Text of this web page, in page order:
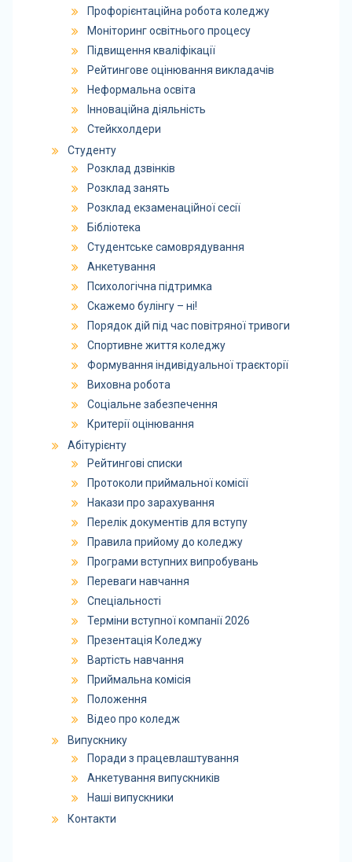
Профорієнтаційна робота коледжу
Моніторинг освітнього процесу
Підвищення кваліфікації
Рейтингове оцінювання викладачів
Неформальна освіта
Інноваційна діяльність
Стейкхолдери
Студенту
Розклад дзвінків
Розклад занять
Розклад екзаменаційної сесії
Бібліотека
Студентське самоврядування
Анкетування
Психологічна підтримка
Скажемо булінгу – ні!
Порядок дій під час повітряної тривоги
Спортивне життя коледжу
Формування індивідуальної траєкторії
Виховна робота
Соціальне забезпечення
Критерії оцінювання
Абітурієнту
Рейтингові списки
Протоколи приймальної комісії
Накази про зарахування
Перелік документів для вступу
Правила прийому до коледжу
Програми вступних випробувань
Переваги навчання
Спеціальності
Терміни вступної компанії 2026
Презентація Коледжу
Вартість навчання
Приймальна комісія
Положення
Відео про коледж
Випускнику
Поради з працевлаштування
Анкетування випускників
Наші випускники
Контакти